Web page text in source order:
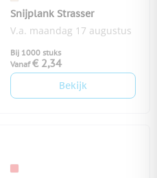
Snijplank Strasser
V.a. maandag 17 augustus
Bij 1000 stuks
Vanaf € 2,34
Bekijk